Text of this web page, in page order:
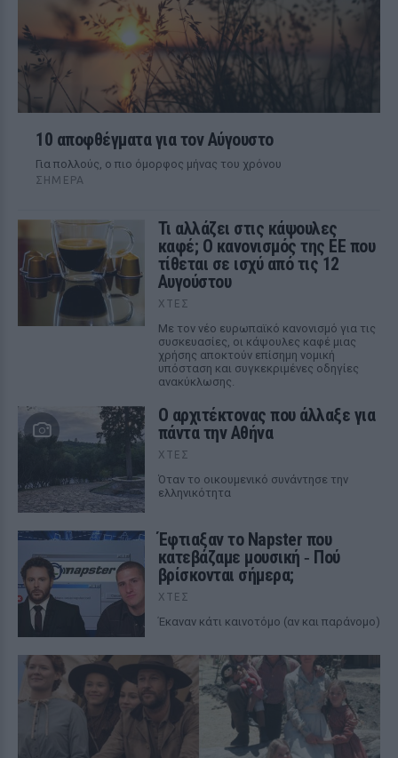
10 αποφθέγματα για τον Αύγουστο
Για πολλούς, ο πιο όμορφος μήνας του χρόνου
ΣΉΜΕΡΑ
Τι αλλάζει στις κάψουλες
καφέ; Ο κανονισμός της ΕΕ που
τίθεται σε ισχύ από τις 12
Αυγούστου
ΧΤΕΣ
Με τον νέο ευρωπαϊκό κανονισμό για τις
συσκευασίες, οι κάψουλες καφέ μιας
χρήσης αποκτούν επίσημη νομική
υπόσταση και συγκεκριμένες οδηγίες
ανακύκλωσης.
Ο αρχιτέκτονας που άλλαξε για
πάντα την Αθήνα
ΧΤΕΣ
Όταν το οικουμενικό συνάντησε την
ελληνικότητα
Έφτιαξαν το Napster που
κατεβάζαμε μουσική ‑ Πού
βρίσκονται σήμερα;
ΧΤΕΣ
Έκαναν κάτι καινοτόμο (αν και παράνομο)